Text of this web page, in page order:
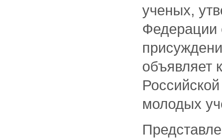
ученых,
Федерации
объявляет
молодых